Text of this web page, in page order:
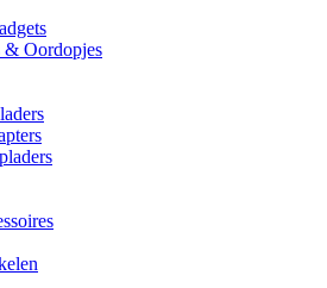
& Oordopjes